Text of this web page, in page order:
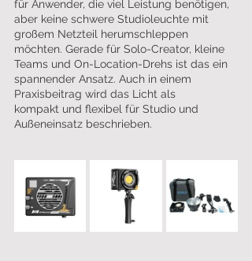
für Anwender, die viel Leistung benötigen,
aber keine schwere Studioleuchte mit
großem Netzteil herumschleppen
möchten. Gerade für Solo-Creator, kleine
Teams und On-Location-Drehs ist das ein
spannender Ansatz. Auch in einem
Praxisbeitrag wird das Licht als
kompakt und flexibel für Studio und
Außeneinsatz beschrieben.